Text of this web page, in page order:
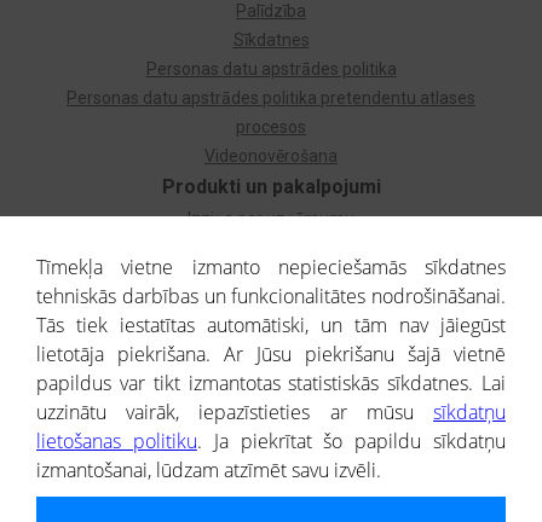
Produkti un pakalpojumi
Izziņa par uzņēmumu
Dzimtas koks
Uzņēmumu atlase
Monitorings
Kredītizziņa par ārvalstu uzņēmumiem
Palīdzība
Sīkdatnes
Personas datu apstrādes politika
Personas datu apstrādes politika pretendentu atlases
procesos
Videonovērošana
® CREDITREFORM Latvija
SIA
Tīmekļa vietne izmanto nepieciešamās sīkdatnes
tehniskās darbības un funkcionalitātes nodrošināšanai.
Tās tiek iestatītas automātiski, un tām nav jāiegūst
lietotāja piekrišana. Ar Jūsu piekrišanu šajā vietnē
papildus var tikt izmantotas statistiskās sīkdatnes. Lai
uzzinātu vairāk, iepazīstieties ar mūsu sīkdatņu
lietošanas politiku. Ja piekrītat šo papildu sīkdatņu
izmantošanai, lūdzam atzīmēt savu izvēli.